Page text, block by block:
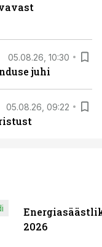
05.08.26, 10:30
juhi
05.08.26, 09:22
2026